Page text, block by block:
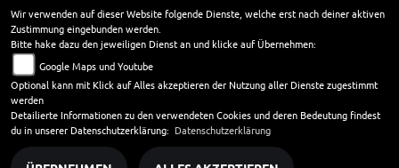
Dienstag:
09:00 - 18:00
Mittwoch:
09:00 - 18:00
Donnerstag:
09:00 - 18:00
Freitag:
09:00 - 18:00
Samstag:
09:00 - 13:00
Sonntag:
geschlossen
Wir verwenden auf dieser Website folgende Dienste, welche erst nach deiner aktiven
Zustimmung eingebunden werden.
Bitte hake dazu den jeweiligen Dienst an und klicke auf Übernehmen:
Google Maps und Youtube
Optional kann mit Klick auf Alles akzeptieren der Nutzung aller Dienste zugestimmt
werden
Detailierte Informationen zu den verwendeten Cookies und deren Bedeutung findest
du in unserer Datenschutzerklärung: Datenschutzerklärung